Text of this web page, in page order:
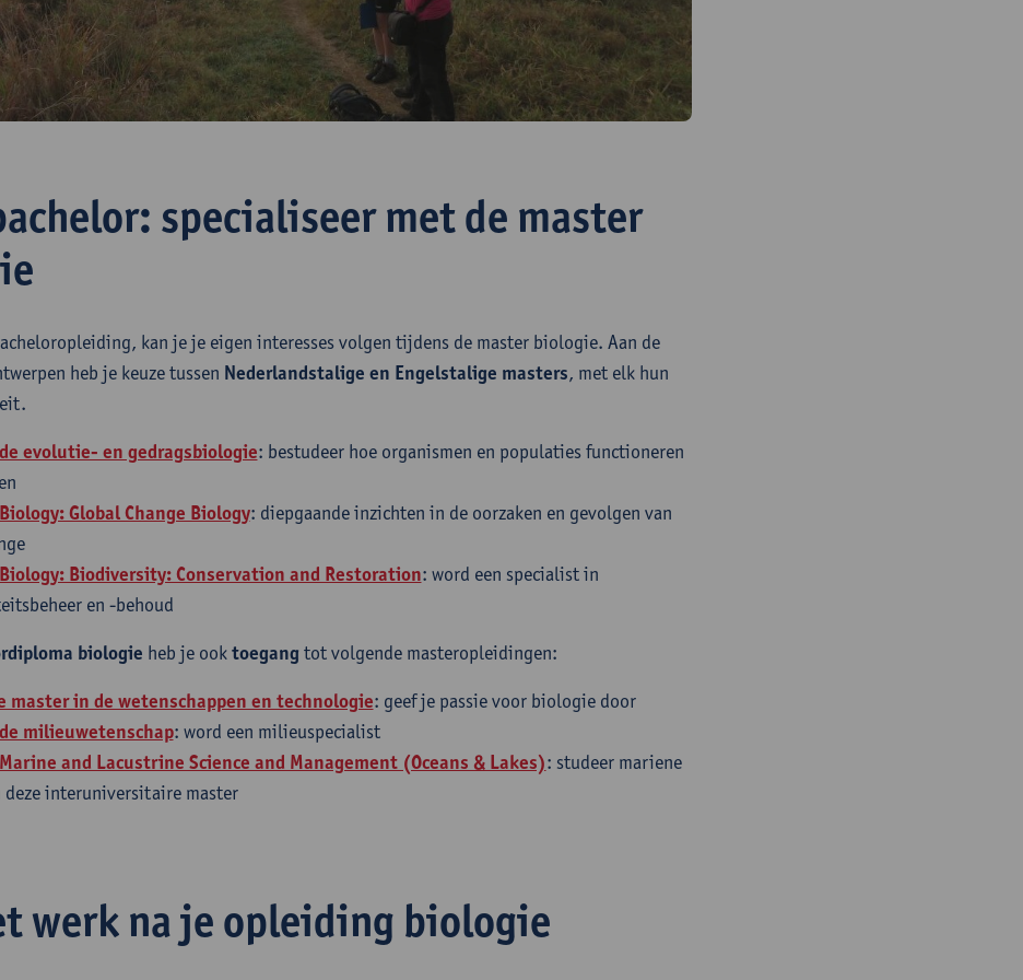
specialiseer met de master
kan je je eigen interesses volgen tijdens de master biologie. Aan de
heb je keuze tussen Nederlandstalige en Engelstalige masters, met elk hun
evolutie- en gedragsbiologie: bestudeer hoe organismen en populaties functioneren
Global Change Biology: diepgaande inzichten in de oorzaken en gevolgen van
Biodiversity: Conservation and Restoration: word een specialist in
en -behoud
biologie heb je ooktoegang tot volgende masteropleidingen:
master in de wetenschappen en technologie: geef je passie voor biologie door
milieuwetenschap: word een milieuspecialist
and Lacustrine Science and Management (Oceans & Lakes): studeer mariene
interuniversitaire master
werk na je opleiding biologie